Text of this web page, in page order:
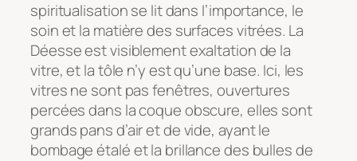
spiritualisation se lit dans l’importance, le
soin et la matière des surfaces vitrées. La
Déesse est visiblement exaltation de la
vitre, et la tôle n’y est qu’une base. Ici, les
vitres ne sont pas fenêtres, ouvertures
percées dans la coque obscure, elles sont
grands pans d’air et de vide, ayant le
bombage étalé et la brillance des bulles de